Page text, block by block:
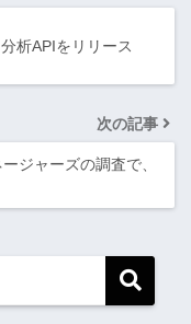
析APIをリリース
次の記事
ジャーズの調査で、